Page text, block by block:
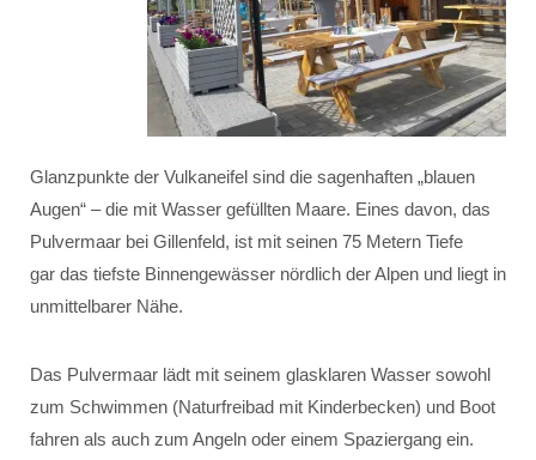
Glanzpunkte der Vulkaneifel sind die sagenhaften „blauen
Augen“ – die mit Wasser gefüllten Maare. Eines davon, das
Pulvermaar bei Gillenfeld, ist mit seinen 75 Metern Tiefe
gar das tiefste Binnengewässer nördlich der Alpen und liegt in
unmittelbarer Nähe.
Das Pulvermaar lädt mit seinem glasklaren Wasser sowohl
zum Schwimmen (Naturfreibad mit Kinderbecken) und Boot
fahren als auch zum Angeln oder einem Spaziergang ein.